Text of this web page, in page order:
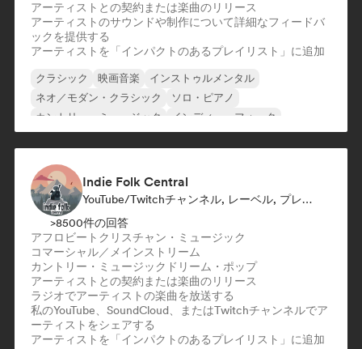
アーティストとの契約または楽曲のリリース
アーティストのサウンドや制作について詳細なフィードバ
ックを提供する
アーティストを「インパクトのあるプレイリスト」に追加
クラシック 映画音楽
インストゥルメンタル
ネオ／モダン・クラシック
ソロ・ピアノ
カントリー・ミュージック
インディー・フォーク
Indie Folk Central
YouTube/Twitchチャンネル, レーベル, プレイリスト・キュレーター, ラジオ局
>8500件の回答
アフロビート クリスチャン・ミュージック
コマーシャル／メインストリーム
カントリー・ミュージック ドリーム・ポップ
アーティストとの契約または楽曲のリリース
ラジオでアーティストの楽曲を放送する
私のYouTube、SoundCloud、またはTwitchチャンネルでア
ーティストをシェアする
アーティストを「インパクトのあるプレイリスト」に追加